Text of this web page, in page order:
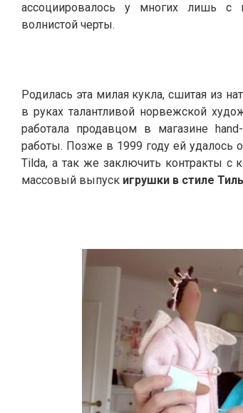
ассоциировалось у многих лишь с
волнистой черты.
Родилась эта милая кукла, сшитая из
в руках талантливой норвежской
работала продавцом в магазине
работы. Позже в 1999 году ей удалось
Tilda, а так же заключить контракты с
массовый выпуск игрушки в стиле